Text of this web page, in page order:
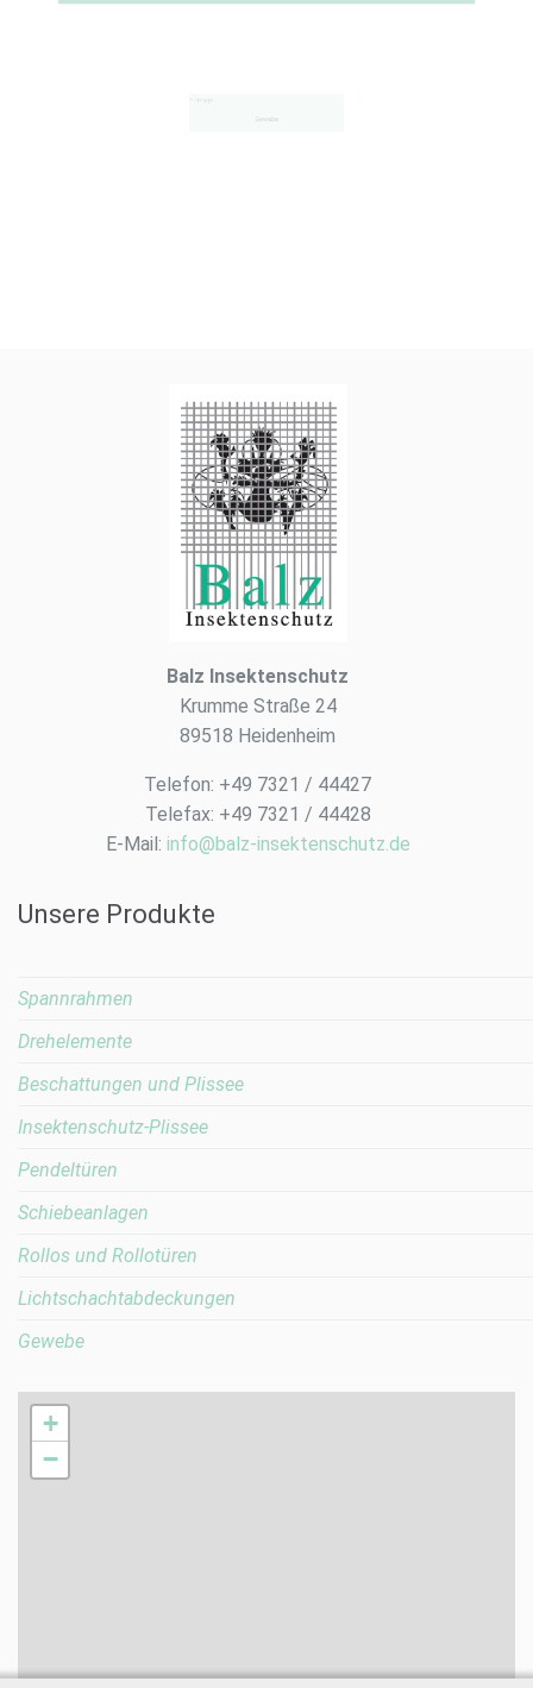
Balz Insektenschutz
Krumme Straße 24
89518 Heidenheim
Telefon: +49 7321 / 44427
Telefax: +49 7321 / 44428
E-Mail: info@balz-insektenschutz.de
Unsere Produkte
Spannrahmen
Drehelemente
Beschattungen und Plissee
Insektenschutz-Plissee
Pendeltüren
Schiebeanlagen
Rollos und Rollotüren
Lichtschachtabdeckungen
Gewebe
+
−